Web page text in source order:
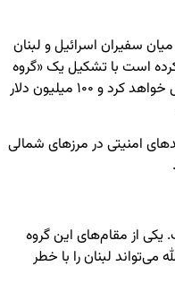
میان سفیران اسرائیل و لبنان
است با تشکیل یک «گروه
هماهنگی نظامی برای لبنان» روند اجرای توافق را تسهیل خواهد کرد و ۱۰۰ میلیون دلار
امنیتی در مرزهای شمالی
از مقام‌های این گروه
لبنان را با خطر